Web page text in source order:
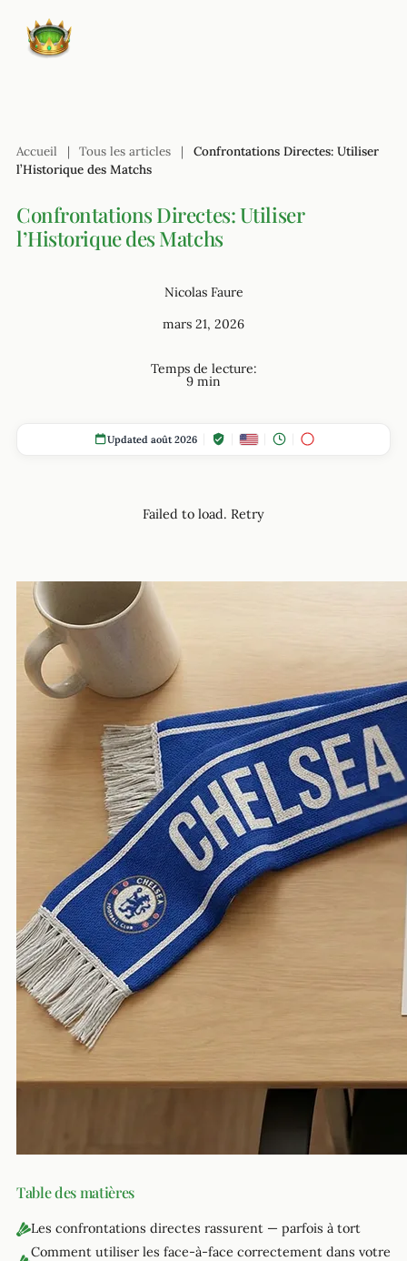
Accueil | Tous les articles |
Confrontations Directes: Utiliser
l’Historique des Matchs
Confrontations Directes: Utiliser
l’Historique des Matchs
Nicolas Faure
mars 21, 2026
Temps de lecture:
9 min
Updated août 2026
Failed to load. Retry
Table des matières
Les confrontations directes rassurent — parfois à tort
Comment utiliser les face-à-face correctement dans votre